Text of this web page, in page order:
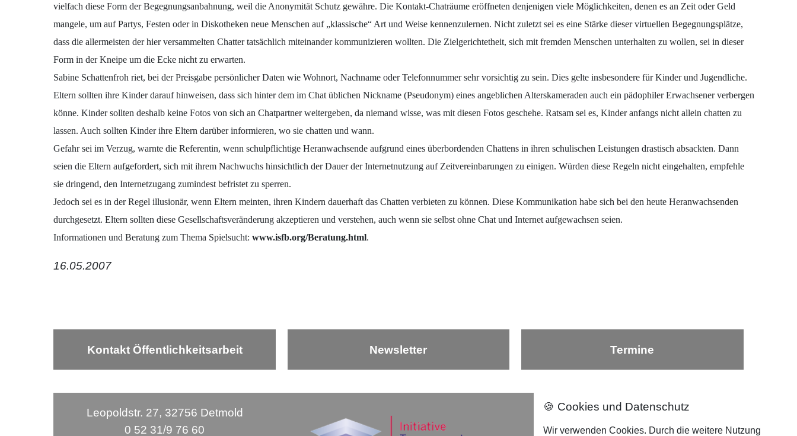
vielfach diese Form der Begegnungsanbahnung, weil die Anonymität Schutz gewähre. Die Kontakt-Chaträume eröffneten denjenigen viele Möglichkeiten, denen es an Zeit oder Geld
mangele, um auf Partys, Festen oder in Diskotheken neue Menschen auf „klassische“ Art und Weise kennenzulernen. Nicht zuletzt sei es eine Stärke dieser virtuellen Begegnungsplätze,
dass die allermeisten der hier versammelten Chatter tatsächlich miteinander kommunizieren wollten. Die Zielgerichtetheit, sich mit fremden Menschen unterhalten zu wollen, sei in dieser
Form in der Kneipe um die Ecke nicht zu erwarten.
Sabine Schattenfroh riet, bei der Preisgabe persönlicher Daten wie Wohnort, Nachname oder Telefonnummer sehr vorsichtig zu sein. Dies gelte insbesondere für Kinder und Jugendliche.
Eltern sollten ihre Kinder darauf hinweisen, dass sich hinter dem im Chat üblichen Nickname (Pseudonym) eines angeblichen Alterskameraden auch ein pädophiler Erwachsener verbergen
könne. Kinder sollten deshalb keine Fotos von sich an Chatpartner weitergeben, da niemand wisse, was mit diesen Fotos geschehe. Ratsam sei es, Kinder anfangs nicht allein chatten zu
lassen. Auch sollten Kinder ihre Eltern darüber informieren, wo sie chatten und wann.
Gefahr sei im Verzug, warnte die Referentin, wenn schulpflichtige Heranwachsende aufgrund eines überbordenden Chattens in ihren schulischen Leistungen drastisch absackten. Dann
seien die Eltern aufgefordert, sich mit ihrem Nachwuchs hinsichtlich der Dauer der Internetnutzung auf Zeitvereinbarungen zu einigen. Würden diese Regeln nicht eingehalten, empfehle
sie dringend, den Internetzugang zumindest befristet zu sperren.
Jedoch sei es in der Regel illusionär, wenn Eltern meinten, ihren Kindern dauerhaft das Chatten verbieten zu können. Diese Kommunikation habe sich bei den heute Heranwachsenden
durchgesetzt. Eltern sollten diese Gesellschaftsveränderung akzeptieren und verstehen, auch wenn sie selbst ohne Chat und Internet aufgewachsen seien.
Informationen und Beratung zum Thema Spielsucht:www.isfb.org/Beratung.html.
16.05.2007
Kontakt Öffentlichkeitsarbeit Newsletter Termine
Leopoldstr. 27, 32756 Detmold
0 52 31/9 76 60
Nach oben ⇪
🍪 Cookies und Datenschutz
Wir verwenden Cookies. Durch die weitere Nutzung